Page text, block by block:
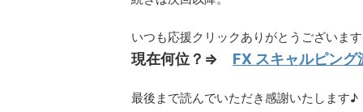
いつも応援クリックありがとうございま
現在何位？⇒ FX スキャルピング
最後まで読んでいただき感謝いたします♪